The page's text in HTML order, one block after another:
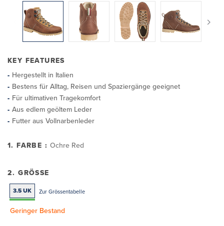
KEY FEATURES
Hergestellt in Italien
Bestens für Alltag, Reisen und Spaziergänge geeignet
Für ultimativen Tragekomfort
Aus edlem geöltem Leder
Futter aus Vollnarbenleder
1. FARBE :Ochre Red
2. GRÖSSE
3.5 UK Zur Grössentabelle
Geringer Bestand